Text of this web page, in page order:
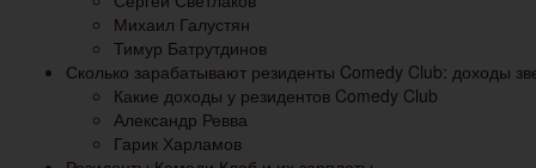
Михаил Галустян
Тимур Батрутдинов
Сколько зарабатывают резиденты Comedy Club: доходы
Какие доходы у резидентов Comedy Club
Александр Ревва
Гарик Харламов